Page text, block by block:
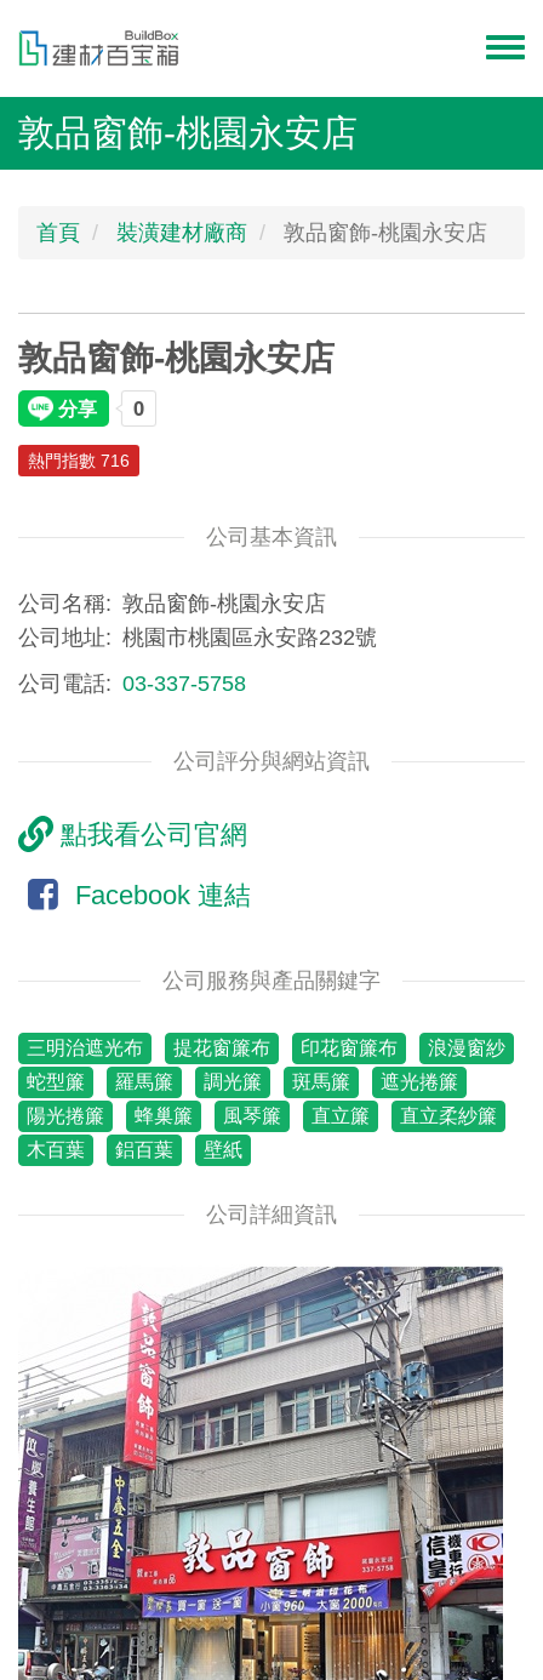
內
menu
敦品窗飾-桃園永安店
首頁 裝潢建材廠商 敦品窗飾-桃園永安店
敦品窗飾-桃園永安店
熱門指數 716
公司基本資訊
公司名稱
敦品窗飾-桃園永安店
公司地址
桃園市桃園區永安路232號
公司電話
03-337-5758
公司評分與網站資訊
點我看公司官網
Facebook 連結
公司服務與產品關鍵字
三明治遮光布 提花窗簾布 印花窗簾布
浪漫窗紗
蛇型簾
羅馬簾 調光簾 斑馬簾
遮光捲簾
陽光捲簾
蜂巢簾 風琴簾 直立簾
直立柔紗簾
木百葉
鋁百葉 壁紙
公司詳細資訊